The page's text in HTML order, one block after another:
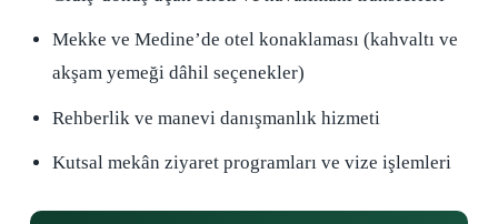
Mekke ve Medine’de otel konaklaması (kahvaltı ve
akşam yemeği dâhil seçenekler)
Rehberlik ve manevi danışmanlık hizmeti
Kutsal mekân ziyaret programları ve vize işlemleri